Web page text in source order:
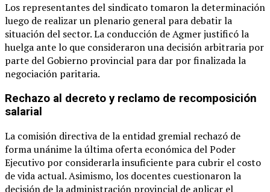
Los representantes del sindicato tomaron la determinación
luego de realizar un plenario general para debatir la
situación del sector. La conducción de Agmer justificó la
huelga ante lo que consideraron una decisión arbitraria por
parte del Gobierno provincial para dar por finalizada la
negociación paritaria.
Rechazo al decreto y reclamo de recomposición
salarial
La comisión directiva de la entidad gremial rechazó de
forma unánime la última oferta económica del Poder
Ejecutivo por considerarla insuficiente para cubrir el costo
de vida actual. Asimismo, los docentes cuestionaron la
decisión de la administración provincial de aplicar el